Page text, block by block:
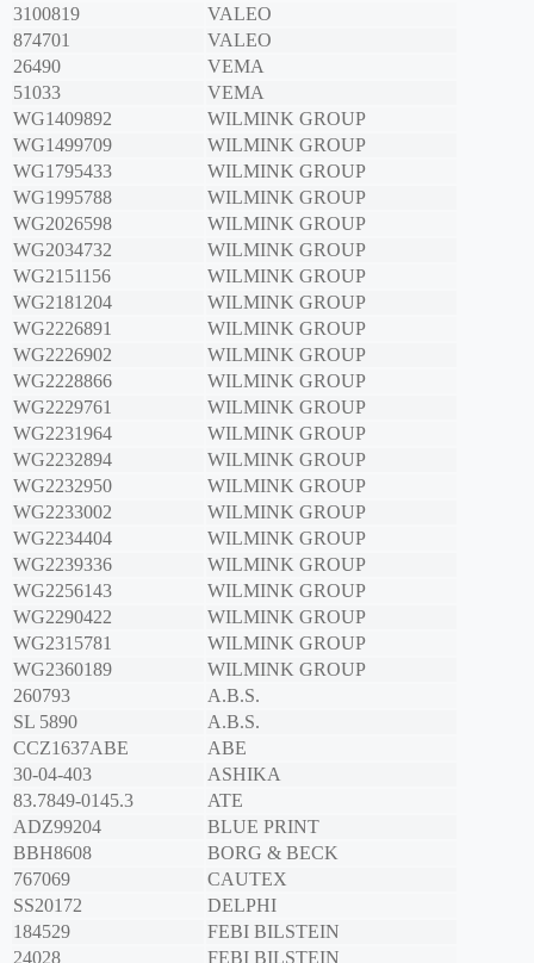
3100819
VALEO
874701
VALEO
26490
VEMA
51033
VEMA
WG1409892
WILMINK GROUP
WG1499709
WILMINK GROUP
WG1795433
WILMINK GROUP
WG1995788
WILMINK GROUP
WG2026598
WILMINK GROUP
WG2034732
WILMINK GROUP
WG2151156
WILMINK GROUP
WG2181204
WILMINK GROUP
WG2226891
WILMINK GROUP
WG2226902
WILMINK GROUP
WG2228866
WILMINK GROUP
WG2229761
WILMINK GROUP
WG2231964
WILMINK GROUP
WG2232894
WILMINK GROUP
WG2232950
WILMINK GROUP
WG2233002
WILMINK GROUP
WG2234404
WILMINK GROUP
WG2239336
WILMINK GROUP
WG2256143
WILMINK GROUP
WG2290422
WILMINK GROUP
WG2315781
WILMINK GROUP
WG2360189
WILMINK GROUP
260793
A.B.S.
SL 5890
A.B.S.
CCZ1637ABE
ABE
30-04-403
ASHIKA
83.7849-0145.3
ATE
ADZ99204
BLUE PRINT
BBH8608
BORG & BECK
767069
CAUTEX
SS20172
DELPHI
184529
FEBI BILSTEIN
24028
FEBI BILSTEIN